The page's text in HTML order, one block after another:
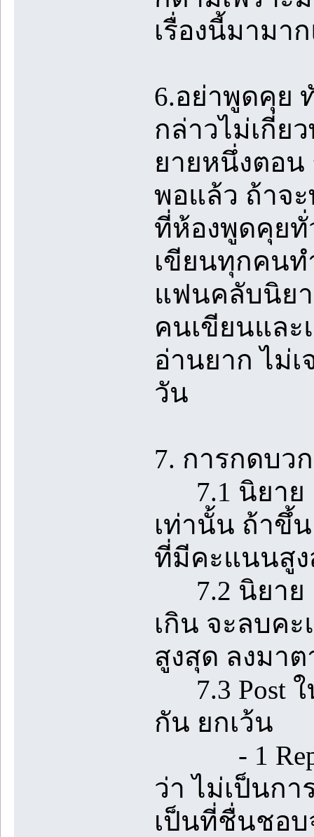
เรื่องนี้มามา
6.อย่าพูดคุย
กล่าวไม่เกี่ย
ยายหนึ่งตอน
พอแล้ว ถ้าจ
ที่ห้องพูดคุยทั่
เขียนทุกคนท
แฟนคลับนิยา
คนเขียนแล
อ่านยาก ไม่
วัน
7. การกดบว
7.1 นิยาย
เท่านั้น ถ้าขึ้
ที่มีคะแนนสู
7.2 นิยาย 1
เกิน จะลบค
สูงสุด ลงมา
7.3 Post ใ
กัน ยกเว้น
- 1 Reply
ว่า ไม่เป็นก
เป็นที่ชื่นชอบ